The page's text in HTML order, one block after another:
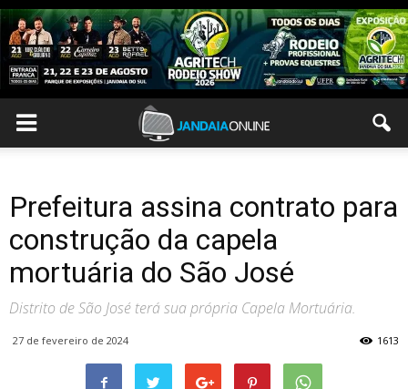
Prefeitura assina contrato para
construção da capela
mortuária do São José
Distrito de São José terá sua própria Capela Mortuária.
27 de fevereiro de 2024 1613